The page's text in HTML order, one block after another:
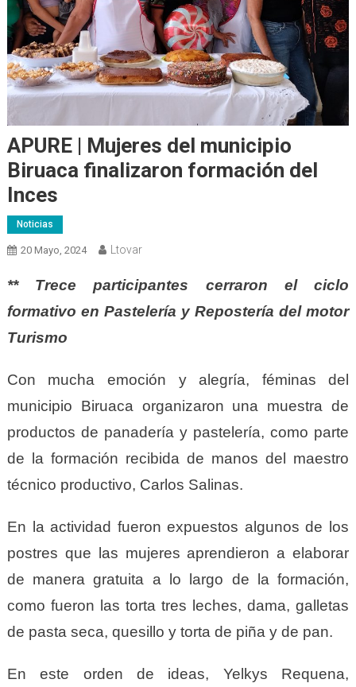
APURE | Mujeres del municipio
Biruaca finalizaron formación del
Inces
Noticias
20 Mayo, 2024 Ltovar
** Trece participantes cerraron el ciclo
formativo en Pastelería y Repostería del motor
Turismo
Con mucha emoción y alegría, féminas del
municipio Biruaca organizaron una muestra de
productos de panadería y pastelería, como parte
de la formación recibida de manos del maestro
técnico productivo, Carlos Salinas.
En la actividad fueron expuestos algunos de los
postres que las mujeres aprendieron a elaborar
de manera gratuita a lo largo de la formación,
como fueron las torta tres leches, dama, galletas
de pasta seca, quesillo y torta de piña y de pan.
En este orden de ideas, Yelkys Requena,